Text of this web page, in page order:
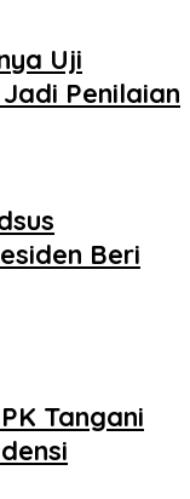
Uji
Penilaian
Beri
Tangani